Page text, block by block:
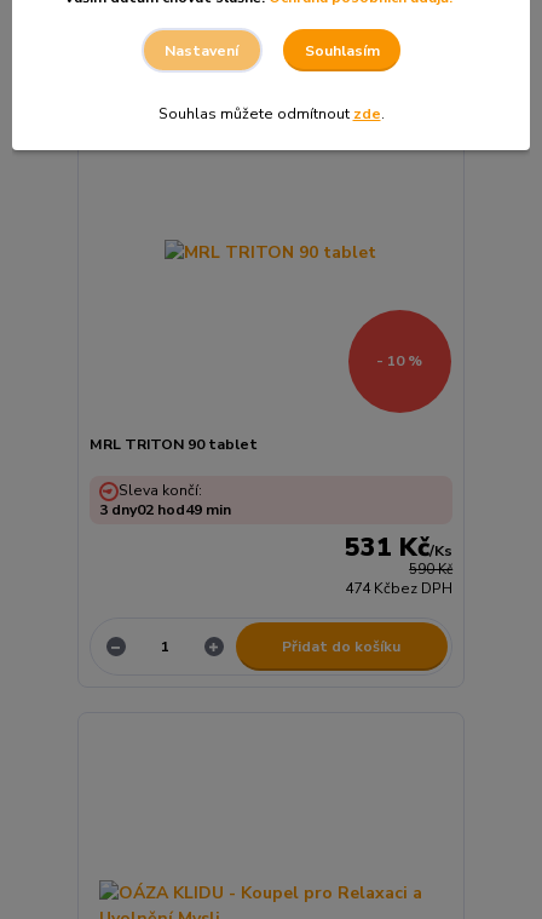
- 10 %
MRL TRITON 90 tablet
590 Kč
531 Kč/Ks
474 Kčbez DPH
Sleva končí:
3 dny02 hod49 min
Přidat do košíku
Nastavení Souhlasím
Souhlas můžete odmítnout zde.